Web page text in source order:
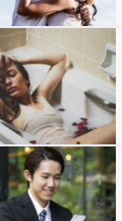
特集
占い・診断
ファッション・美容
グルメ
趣味・旅行
セックスライフ